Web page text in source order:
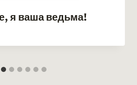
я ваша ведьма!